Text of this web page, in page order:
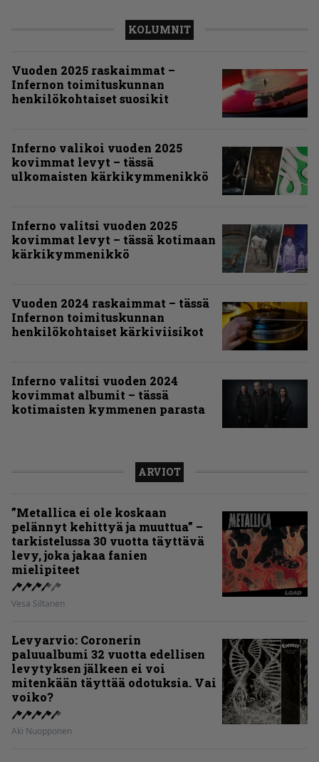
KOLUMNIT
Vuoden 2025 raskaimmat –
Infernon toimituskunnan
henkilökohtaiset suosikit
Inferno valikoi vuoden 2025
kovimmat levyt – tässä
ulkomaisten kärkikymmenikkö
Inferno valitsi vuoden 2025
kovimmat levyt – tässä kotimaan
kärkikymmenikkö
Vuoden 2024 raskaimmat – tässä
Infernon toimituskunnan
henkilökohtaiset kärkiviisikot
Inferno valitsi vuoden 2024
kovimmat albumit – tässä
kotimaisten kymmenen parasta
ARVIOT
”Metallica ei ole koskaan
pelännyt kehittyä ja muuttua” –
tarkistelussa 30 vuotta täyttävä
levy, joka jakaa fanien
mielipiteet
Vesa Siltanen
Levyarvio: Coronerin
paluualbumi 32 vuotta edellisen
levytyksen jälkeen ei voi
mitenkään täyttää odotuksia. Vai
voiko?
Aki Nuopponen